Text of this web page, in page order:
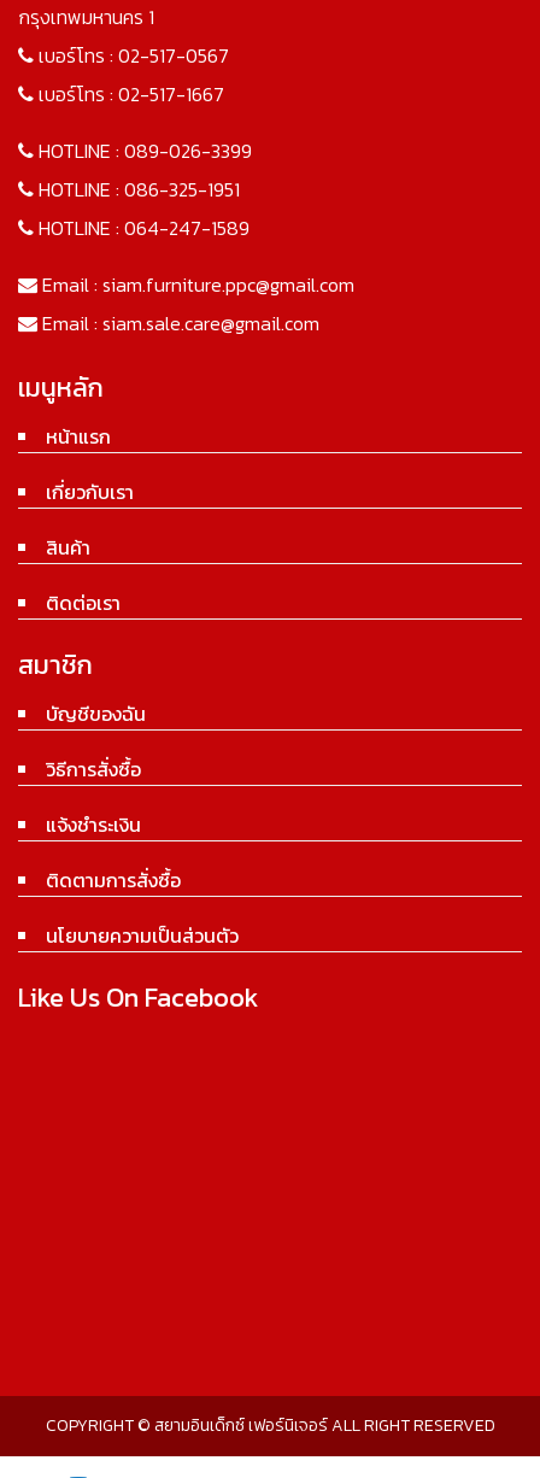
กรุงเทพมหานคร 1
เบอร์โทร : 02-517-0567
เบอร์โทร : 02-517-1667
HOTLINE : 089-026-3399
HOTLINE : 086-325-1951
HOTLINE : 064-247-1589
Email : siam.furniture.ppc@gmail.com
Email : siam.sale.care@gmail.com
เมนูหลัก
หน้าแรก
เกี่ยวกับเรา
สินค้า
ติดต่อเรา
สมาชิก
บัญชีของฉัน
วิธีการสั่งซื้อ
แจ้งชำระเงิน
ติดตามการสั่งซื้อ
นโยบายความเป็นส่วนตัว
Like Us On Facebook
COPYRIGHT © สยามอินเด็กซ์ เฟอร์นิเจอร์ ALL RIGHT RESERVED